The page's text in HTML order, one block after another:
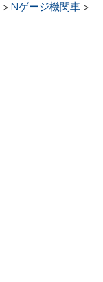
>Nゲージ機関車 >